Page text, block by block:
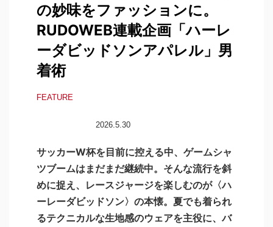
の妙味をファッションに。
RUDOWEB連載企画「ハーレ
ーダビッドソンアパレル」男
着術
FEATURE
2026.5.30
サッカーW杯を目前に控える中、ゲームシャ
ツブームはまだまだ継続中。そんな流行を斜
めに捉え、レースジャージを楽しむのが〈ハ
ーレーダビッドソン〉の本懐。夏でも着られ
るテクニカルな生地感のウェアを主役に、バ